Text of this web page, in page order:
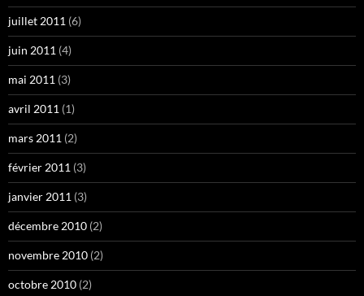
juillet 2011 (6)
juin 2011 (4)
mai 2011 (3)
avril 2011 (1)
mars 2011 (2)
février 2011 (3)
janvier 2011 (3)
décembre 2010 (2)
novembre 2010 (2)
octobre 2010 (2)